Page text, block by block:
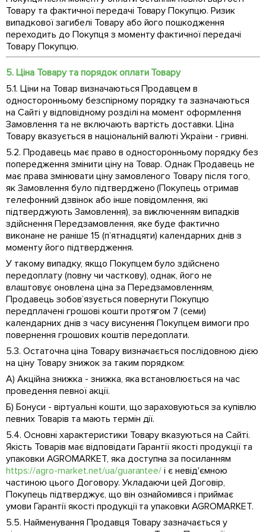
Товару та фактичної передачі Товару Покупцю. Ризик
випадкової загибелі Товару або його пошкодження
переходить до Покупця з моменту фактичної передачі
Товару Покупцю.
5. Ціна Товару та порядок оплати Товару
5.1. Ціни на Товар визначаються Продавцем в
односторонньому безспірному порядку та зазначаються
на Сайті у відповідному розділі на момент оформлення
Замовлення та не включають вартість доставки. Ціна
Товару вказується в національній валюті України - гривні.
5.2. Продавець має право в односторонньому порядку без
попередження змінити ціну на Товар. Однак Продавець не
має права змінювати ціну замовленого Товару після того,
як Замовлення було підтверджено (Покупець отримав
телефонний дзвінок або інше повідомлення, які
підтверджують Замовлення), за виключенням випадків
здійснення Передзамовлення, яке буде фактично
виконане не раніше 15 (п’ятнадцяти) календарних днів з
моменту його підтвердження.
У такому випадку, якщо Покупцем було здійснено
передоплату (повну чи часткову), однак, його не
влаштовує оновлена ціна за Передзамовленням,
Продавець зобов’язується повернути Покупцю
передплачені грошові кошти протягом 7 (семи)
календарних днів з часу висунення Покупцем вимоги про
повернення грошових коштів передоплати.
5.3. Остаточна ціна Товару визначається послідовною дією
на ціну Товару знижок за таким порядком:
А) Акційна знижка - знижка, яка встановлюється на час
проведення певної акції.
Б) Бонуси - віртуальні кошти, що зараховуються за купівлю
певних Товарів та мають термін дії.
5.4. Основні характеристики Товару вказуються на Сайті.
Якість Товарів має відповідати Гарантії якості продукції та
упаковки AGROMARKET, яка доступна за посиланням
https://agro-market.net/ua/guarantee/ і є невід'ємною
частиною цього Договору. Укладаючи цей Договір,
Покупець підтверджує, що він ознайомився і приймає
умови Гарантії якості продукції та упаковки AGROMARKET.
5.5. Найменування Продавця Товару зазначається у